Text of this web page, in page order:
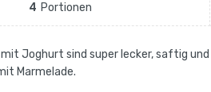
4 Portionen
Joghurt sind super lecker, saftig
Marmelade.